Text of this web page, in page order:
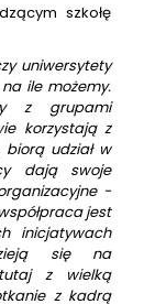
szkołę
uniwersytety
ile możemy.
z grupami
korzystają z
udział w
dają swoje
-
jest
inicjatywach
się na
z wielką
z kadrą